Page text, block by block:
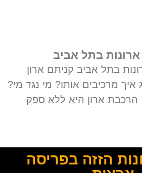
בתל אביב
בתל אביב קניתם ארון
מרכיבים אותו? מי נגד מי?
ארון היא ללא ספק
הזזה בפריסה